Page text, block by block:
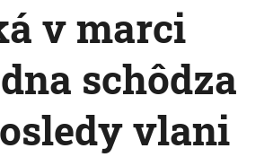
v marci
schôdza
vlani